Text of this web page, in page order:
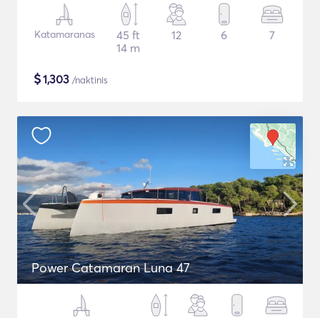
Katamaranas
45 ft
14 m
12 6 7
$1,303 /naktinis
Power Catamaran Luna 47